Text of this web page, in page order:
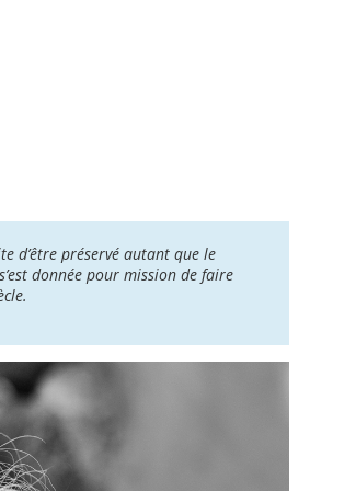
d’être préservé autant que le
donnée pour mission de faire